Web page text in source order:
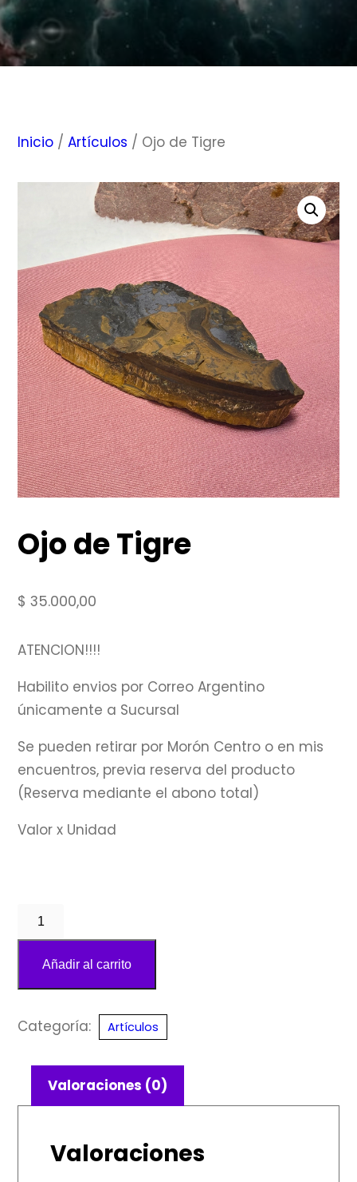
Inicio /Artículos / Ojo de Tigre
Ojo de Tigre
$ 35.000,00
ATENCION!!!!
Habilito envios por Correo Argentino
únicamente a Sucursal
Se pueden retirar por Morón Centro o en mis
encuentros, previa reserva del producto
(Reserva mediante el abono total)
Valor x Unidad
Ojo
de
Tigre
cantidad
Añadir al carrito
Categoría: Artículos
Valoraciones (0)
Valoraciones